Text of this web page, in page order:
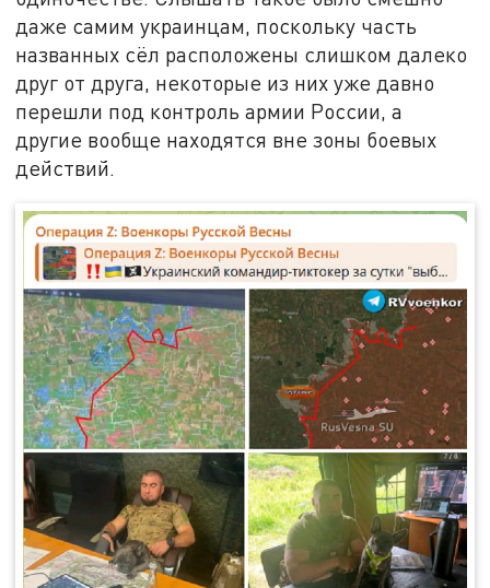
даже самим украинцам, поскольку часть
названных сёл расположены слишком далеко
друг от друга, некоторые из них уже давно
перешли под контроль армии России, а
другие вообще находятся вне зоны боевых
действий.